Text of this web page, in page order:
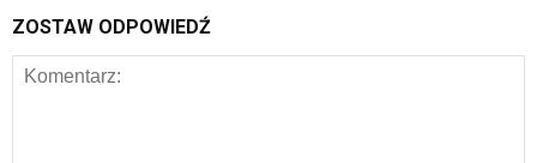
ZOSTAW ODPOWIEDŹ